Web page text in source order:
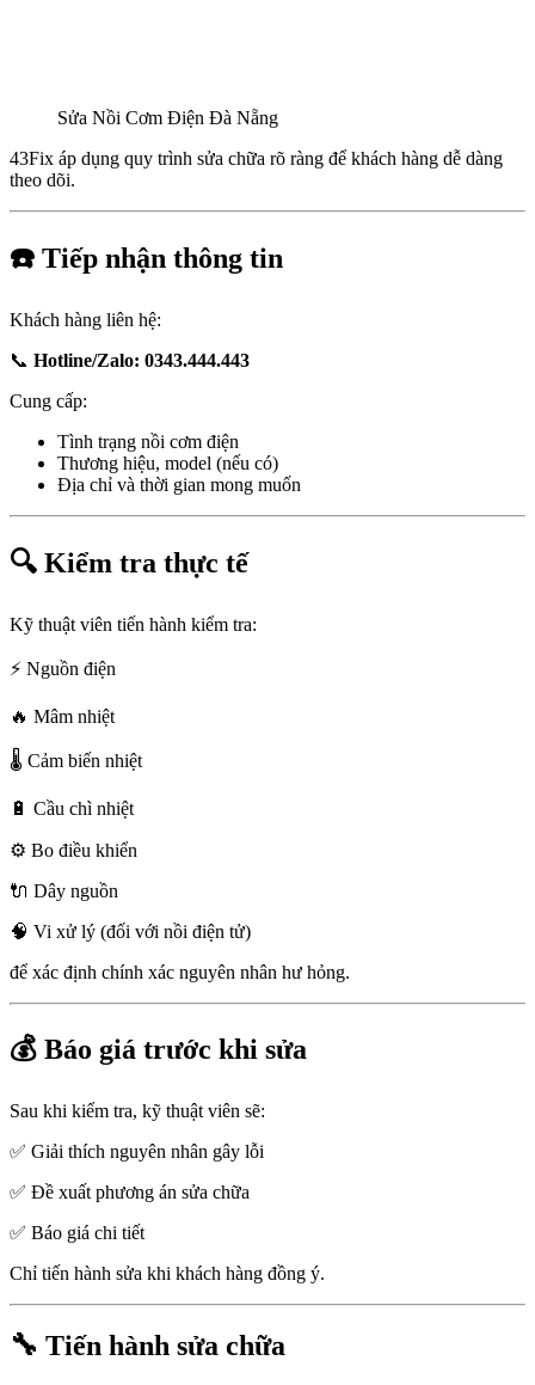
Sửa Nồi Cơm Điện Đà Nẵng
43Fix áp dụng quy trình sửa chữa rõ ràng để khách hàng dễ dàng
theo dõi.
☎️ Tiếp nhận thông tin
Khách hàng liên hệ:
📞 Hotline/Zalo: 0343.444.443
Cung cấp:
Tình trạng nồi cơm điện
Thương hiệu, model (nếu có)
Địa chỉ và thời gian mong muốn
🔍 Kiểm tra thực tế
Kỹ thuật viên tiến hành kiểm tra:
⚡ Nguồn điện
🔥 Mâm nhiệt
🌡️ Cảm biến nhiệt
🔋 Cầu chì nhiệt
⚙️ Bo điều khiển
🔌 Dây nguồn
🧠 Vi xử lý (đối với nồi điện tử)
để xác định chính xác nguyên nhân hư hỏng.
💰 Báo giá trước khi sửa
Sau khi kiểm tra, kỹ thuật viên sẽ:
✅ Giải thích nguyên nhân gây lỗi
✅ Đề xuất phương án sửa chữa
✅ Báo giá chi tiết
Chỉ tiến hành sửa khi khách hàng đồng ý.
🔧 Tiến hành sửa chữa